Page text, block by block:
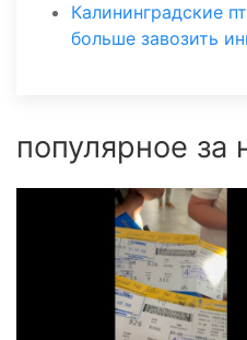
Калининградские
больше завозить
популярное за